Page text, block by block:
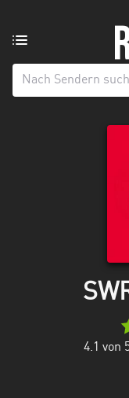
aus:
Alle
4.1 von